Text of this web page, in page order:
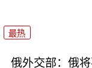
最热
俄外交部：俄